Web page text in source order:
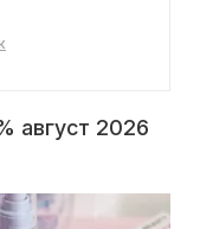
август 2026